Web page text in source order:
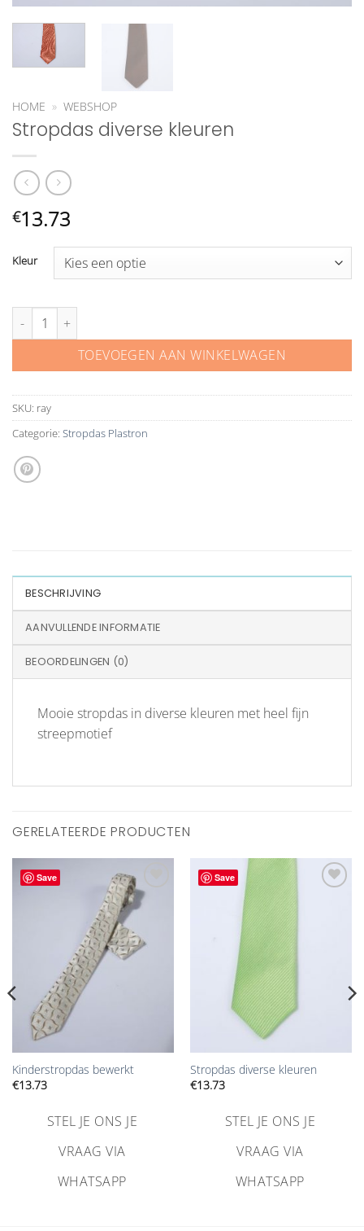
HOME » WEBSHOP
Stropdas diverse kleuren
€13.73
Kleur
Stropdas diverse kleuren aantal
TOEVOEGEN AAN WINKELWAGEN
SKU: ray
Categorie: Stropdas Plastron
BESCHRIJVING
AANVULLENDE INFORMATIE
BEOORDELINGEN (0)
Mooie stropdas in diverse kleuren met heel fijn
streepmotief
GERELATEERDE PRODUCTEN
Save
Aan
verlanglijst
toevoegen
Kinderstropdas bewerkt
€13.73
STEL JE ONS JE
VRAAG VIA
WHATSAPP
Save
Stropdas diverse kleuren
€13.73
STEL JE ONS JE
VRAAG VIA
WHATSAPP